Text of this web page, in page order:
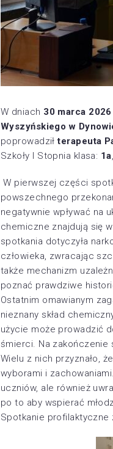
W dniach 30 marca
Wyszyńskiego w
poprowadziłterapeuta
Szkoły I Stopnia klasa: 1a,
W pierwszej części
powszechnego
negatywnie wpływać na
chemiczne znajdują się
spotkania dotyczyła
człowieka, zwracając
także mechanizm
poznać prawdziwe
Ostatnim omawianym
nieznany skład
użycie może prowadzić
śmierci. Na zakończenie
Wielu z nich przyznało,
wyborami i
uczniów, ale również
po to aby wspierać
Spotkanie profilaktyczne